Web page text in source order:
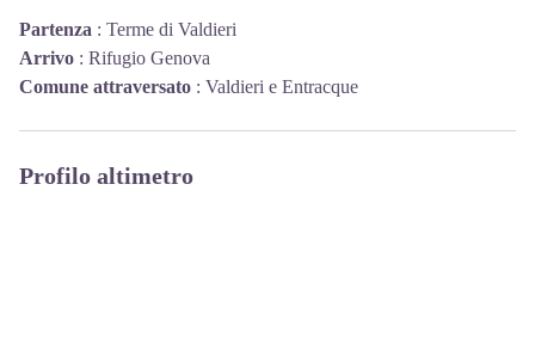
Partenza : Terme di Valdieri
Arrivo : Rifugio Genova
Comune attraversato : Valdieri e Entracque
Profilo altimetro